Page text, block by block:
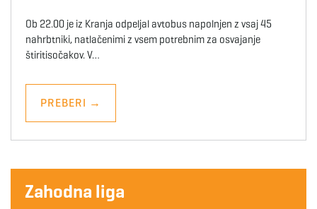
Ob 22.00 je iz Kranja odpeljal avtobus napolnjen z vsaj 45
nahrbtniki, natlačenimi z vsem potrebnim za osvajanje
štiritisočakov. V…
PREBERI →
Zahodna liga